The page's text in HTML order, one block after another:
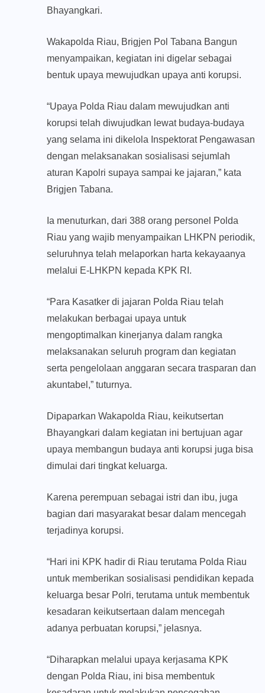
Bhayangkari.
Wakapolda Riau, Brigjen Pol Tabana Bangun
menyampaikan, kegiatan ini digelar sebagai
bentuk upaya mewujudkan upaya anti korupsi.
“Upaya Polda Riau dalam mewujudkan anti
korupsi telah diwujudkan lewat budaya-budaya
yang selama ini dikelola Inspektorat Pengawasan
dengan melaksanakan sosialisasi sejumlah
aturan Kapolri supaya sampai ke jajaran,” kata
Brigjen Tabana.
Ia menuturkan, dari 388 orang personel Polda
Riau yang wajib menyampaikan LHKPN periodik,
seluruhnya telah melaporkan harta kekayaanya
melalui E-LHKPN kepada KPK RI.
“Para Kasatker di jajaran Polda Riau telah
melakukan berbagai upaya untuk
mengoptimalkan kinerjanya dalam rangka
melaksanakan seluruh program dan kegiatan
serta pengelolaan anggaran secara trasparan dan
akuntabel,” tuturnya.
Dipaparkan Wakapolda Riau, keikutsertan
Bhayangkari dalam kegiatan ini bertujuan agar
upaya membangun budaya anti korupsi juga bisa
dimulai dari tingkat keluarga.
Karena perempuan sebagai istri dan ibu, juga
bagian dari masyarakat besar dalam mencegah
terjadinya korupsi.
“Hari ini KPK hadir di Riau terutama Polda Riau
untuk memberikan sosialisasi pendidikan kepada
keluarga besar Polri, terutama untuk membentuk
kesadaran keikutsertaan dalam mencegah
adanya perbuatan korupsi,” jelasnya.
“Diharapkan melalui upaya kerjasama KPK
dengan Polda Riau, ini bisa membentuk